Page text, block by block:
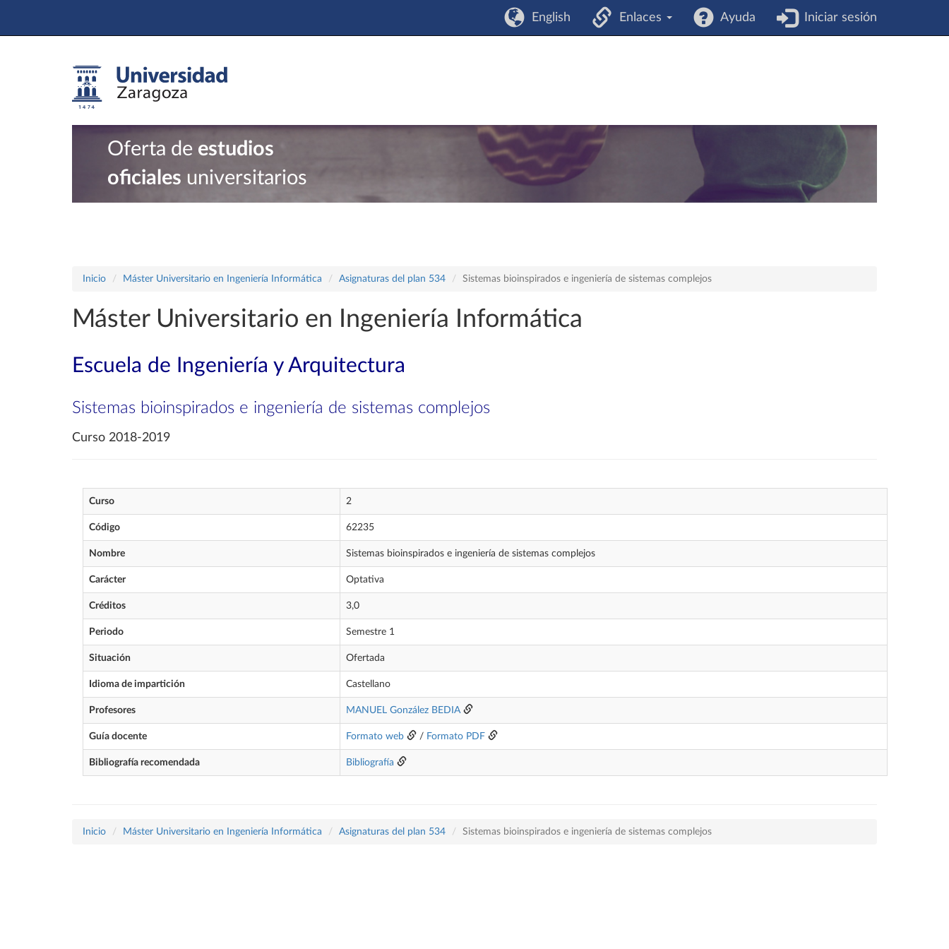
English Enlaces Ayuda Iniciar sesión
Oferta de estudios
oficiales universitarios
Inicio Máster Universitario en Ingeniería Informática Asignaturas del plan 534 Sistemas bioinspirados e ingeniería de sistemas complejos
Máster Universitario en Ingeniería Informática
Escuela de Ingeniería y Arquitectura
Sistemas bioinspirados e ingeniería de sistemas complejos
Curso 2018-2019
Curso 2
Código 62235
Nombre Sistemas bioinspirados e ingeniería de sistemas complejos
Carácter Optativa
Créditos 3,0
Periodo Semestre 1
Situación Ofertada
Idioma de impartición Castellano
Profesores MANUEL González BEDIA
Guía docente Formato web / Formato PDF
Bibliografía recomendada Bibliografía
Inicio Máster Universitario en Ingeniería Informática Asignaturas del plan 534 Sistemas bioinspirados e ingeniería de sistemas complejos